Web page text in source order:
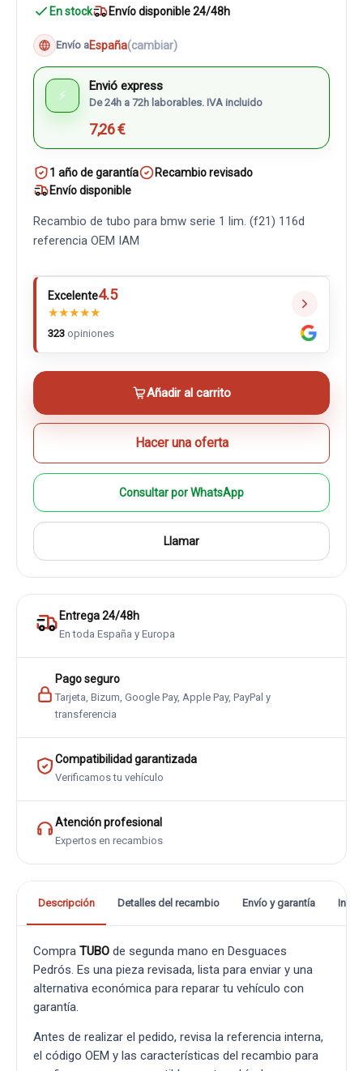
En stock Envío disponible 24/48h
Envío aEspaña(cambiar)
⚡
Envió express
De 24h a 72h laborables. IVA incluido
7,26 €
1 año de garantía
Recambio revisado
Envío disponible
Recambio de tubo para bmw serie 1 lim. (f21) 116d
referencia OEM IAM
Excelente4.5
★★★★★
323 opiniones
Añadir al carrito
Hacer una oferta
Consultar por WhatsApp
Llamar
Entrega 24/48h
En toda España y Europa
Pago seguro
Tarjeta, Bizum, Google Pay, Apple Pay, PayPal y
transferencia
Compatibilidad garantizada
Verificamos tu vehículo
Atención profesional
Expertos en recambios
Descripción Detalles del recambio Envío y garantía
Compra TUBO de segunda mano en Desguaces
Pedrós. Es una pieza revisada, lista para enviar y una
alternativa económica para reparar tu vehículo con
garantía.
Antes de realizar el pedido, revisa la referencia interna,
el código OEM y las características del recambio para